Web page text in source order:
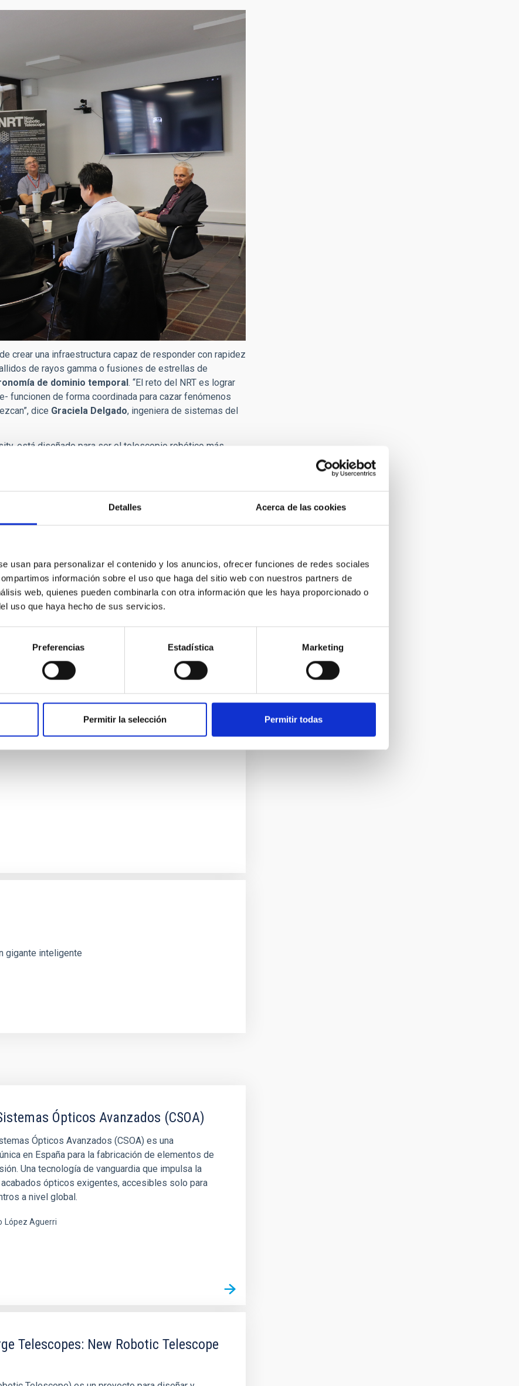
Detalles Acerca de las cookies
usan para personalizar el contenido y los anuncios, ofrecer funciones de redes sociales
información sobre el uso que haga del sitio web con nuestros partners de
web, quienes pueden combinarla con otra información que les haya proporcionado o
uso que haya hecho de sus servicios.
Preferencias Estadística Marketing
Permitir la selección Permitir todas
crear una infraestructura capaz de responder con rapidez
de rayos gamma o fusiones de estrellas de
de dominio temporal . “El reto del NRT es lograr
funcionen de forma coordinada para cazar fenómenos
dice Graciela Delgado, ingeniera de sistemas del
, está diseñado para ser el telescopio robótico más
perfecta, tanto en tecnología como en ciencia,
comprender cómo podemos trabajar todos juntos para
gigante inteligente
Ópticos Avanzados (CSOA)
Ópticos Avanzados (CSOA) es una
en España para la fabricación de elementos de
Una tecnología de vanguardia que impulsa la
ópticos exigentes, accesibles solo para
a nivel global.
López Aguerri
Telescopes: New Robotic Telescope